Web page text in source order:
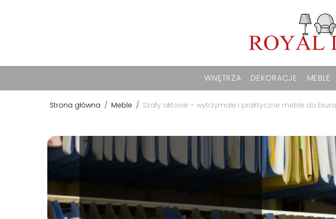
WNĘTRZA DEKORACJE MEBLE
Strona główna / Meble / Szafy aktowe – wytrzymałe i praktyczne meble do biura